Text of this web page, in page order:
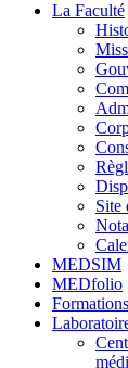
La Faculté
Site
MEDSIM
MEDfolio
Formations